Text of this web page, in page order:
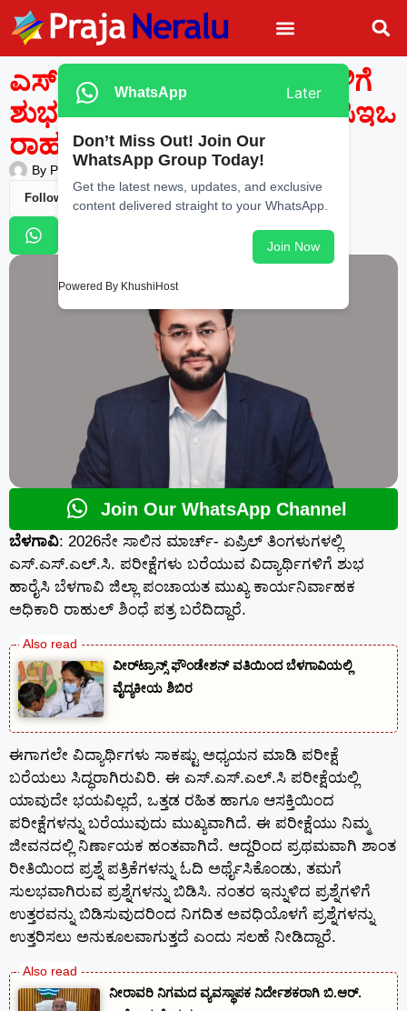
ಎಸ್.ಎಸ್.ಎಲ್.ಸಿ ಪರೀಕ್ಷಾರ್ಥಿಗಳಿಗೆ
ಶುಭವಾಗಲಿ: ಜಿಲ್ಲಾ ಪಂಚಾಯತ ಸಿಇಒ
ರಾಹುಲ್ ಶಿಂಧೆ
By Praja Neralu — March 16, 2026 - 7:08 PM
Follow Us
Join Our WhatsApp Channel
ಬೆಳಗಾವಿ: 2026ನೇ ಸಾಲಿನ ಮಾರ್ಚ್- ಏಪ್ರಿಲ್ ತಿಂಗಳುಗಳಲ್ಲಿ
ಎಸ್.ಎಸ್.ಎಲ್.ಸಿ. ಪರೀಕ್ಷೆಗಳು ಬರೆಯುವ ವಿದ್ಯಾರ್ಥಿಗಳಿಗೆ ಶುಭ
ಹಾರೈಸಿ ಬೆಳಗಾವಿ ಜಿಲ್ಲಾ ಪಂಚಾಯತ ಮುಖ್ಯ ಕಾರ್ಯನಿರ್ವಾಹಕ
ಅಧಿಕಾರಿ ರಾಹುಲ್ ಶಿಂಧೆ ಪತ್ರ ಬರೆದಿದ್ದಾರೆ.
ವೀರ್‌ಟ್ರಾನ್ಸ್ ಫೌಂಡೇಶನ್ ವತಿಯಿಂದ ಬೆಳಗಾವಿಯಲ್ಲಿ
ವೈದ್ಯಕೀಯ ಶಿಬಿರ
ಈಗಾಗಲೇ ವಿದ್ಯಾರ್ಥಿಗಳು ಸಾಕಷ್ಟು ಅಧ್ಯಯನ ಮಾಡಿ ಪರೀಕ್ಷೆ
ಬರೆಯಲು ಸಿದ್ಧರಾಗಿರುವಿರಿ. ಈ ಎಸ್.ಎಸ್.ಎಲ್.ಸಿ ಪರೀಕ್ಷೆಯಲ್ಲಿ
ಯಾವುದೇ ಭಯವಿಲ್ಲದೆ, ಒತ್ತಡ ರಹಿತ ಹಾಗೂ ಆಸಕ್ತಿಯಿಂದ
ಪರೀಕ್ಷೆಗಳನ್ನು ಬರೆಯುವುದು ಮುಖ್ಯವಾಗಿದೆ. ಈ ಪರೀಕ್ಷೆಯು ನಿಮ್ಮ
ಜೀವನದಲ್ಲಿ ನಿರ್ಣಾಯಕ ಹಂತವಾಗಿದೆ. ಆದ್ದರಿಂದ ಪ್ರಥಮವಾಗಿ ಶಾಂತ
ರೀತಿಯಿಂದ ಪ್ರಶ್ನೆ ಪತ್ರಿಕೆಗಳನ್ನು ಓದಿ ಅರ್ಥೈಸಿಕೊಂಡು, ತಮಗೆ
ಸುಲಭವಾಗಿರುವ ಪ್ರಶ್ನೆಗಳನ್ನು ಬಿಡಿಸಿ. ನಂತರ ಇನ್ನುಳಿದ ಪ್ರಶ್ನೆಗಳಿಗೆ
ಉತ್ತರವನ್ನು ಬಿಡಿಸುವುದರಿಂದ ನಿಗದಿತ ಅವಧಿಯೊಳಗೆ ಪ್ರಶ್ನೆಗಳನ್ನು
ಉತ್ತರಿಸಲು ಅನುಕೂಲವಾಗುತ್ತದೆ ಎಂದು ಸಲಹೆ ನೀಡಿದ್ದಾರೆ.
ನೀರಾವರಿ ನಿಗಮದ ವ್ಯವಸ್ಥಾಪಕ ನಿರ್ದೇಶಕರಾಗಿ ಬಿ.ಆರ್.
WhatsApp Later
Don’t Miss Out! Join Our
WhatsApp Group Today!
Get the latest news, updates, and exclusive
content delivered straight to your WhatsApp.
Join Now
Powered By KhushiHost